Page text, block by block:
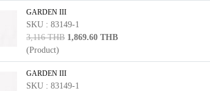
GARDEN III
SKU : 83149-1
3,116 THB 1,869.60 THB
(Product)
GARDEN III
SKU : 83149-1